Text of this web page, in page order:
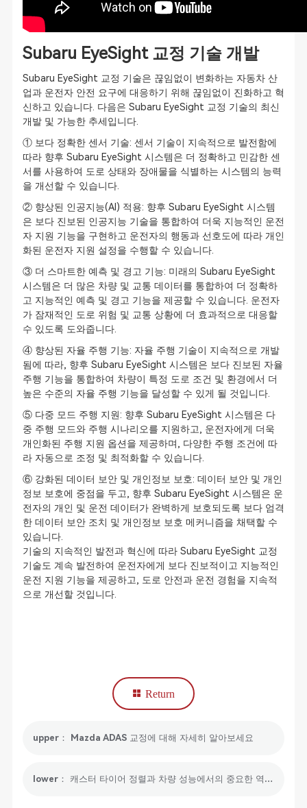
Subaru EyeSight 교정 기술 개발
Subaru EyeSight 교정 기술은 끊임없이 변화하는 자동차 산
업과 운전자 안전 요구에 대응하기 위해 끊임없이 진화하고 혁
신하고 있습니다. 다음은 Subaru EyeSight 교정 기술의 최신
개발 및 가능한 추세입니다.
① 보다 정확한 센서 기술: 센서 기술이 지속적으로 발전함에
따라 향후 Subaru EyeSight 시스템은 더 정확하고 민감한 센
서를 사용하여 도로 상태와 장애물을 식별하는 시스템의 능력
을 개선할 수 있습니다.
② 향상된 인공지능(AI) 적용: 향후 Subaru EyeSight 시스템
은 보다 진보된 인공지능 기술을 통합하여 더욱 지능적인 운전
자 지원 기능을 구현하고 운전자의 행동과 선호도에 따라 개인
화된 운전자 지원 설정을 수행할 수 있습니다.
③ 더 스마트한 예측 및 경고 기능: 미래의 Subaru EyeSight
시스템은 더 많은 차량 및 교통 데이터를 통합하여 더 정확하
고 지능적인 예측 및 경고 기능을 제공할 수 있습니다. 운전자
가 잠재적인 도로 위험 및 교통 상황에 더 효과적으로 대응할
수 있도록 도와줍니다.
④ 향상된 자율 주행 기능: 자율 주행 기술이 지속적으로 개발
됨에 따라, 향후 Subaru EyeSight 시스템은 보다 진보된 자율
주행 기능을 통합하여 차량이 특정 도로 조건 및 환경에서 더
높은 수준의 자율 주행 기능을 달성할 수 있게 될 것입니다.
⑤ 다중 모드 주행 지원: 향후 Subaru EyeSight 시스템은 다
중 주행 모드와 주행 시나리오를 지원하고, 운전자에게 더욱
개인화된 주행 지원 옵션을 제공하며, 다양한 주행 조건에 따
라 자동으로 조정 및 최적화할 수 있습니다.
⑥ 강화된 데이터 보안 및 개인정보 보호: 데이터 보안 및 개인
정보 보호에 중점을 두고, 향후 Subaru EyeSight 시스템은 운
전자의 개인 및 운전 데이터가 완벽하게 보호되도록 보다 엄격
한 데이터 보안 조치 및 개인정보 보호 메커니즘을 채택할 수
있습니다.
기술의 지속적인 발전과 혁신에 따라 Subaru EyeSight 교정
기술도 계속 발전하여 운전자에게 보다 진보적이고 지능적인
운전 지원 기능을 제공하고, 도로 안전과 운전 경험을 지속적
으로 개선할 것입니다.
Return
upper： Mazda ADAS 교정에 대해 자세히 알아보세요
lower： 캐스터 타이어 정렬과 차량 성능에서의 중요한 역할 이해